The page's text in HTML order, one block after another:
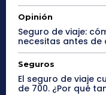
Opinión
Seguro de viaje:
necesitas antes
Seguros
El seguro de viaje
de 700. ¿Por qué